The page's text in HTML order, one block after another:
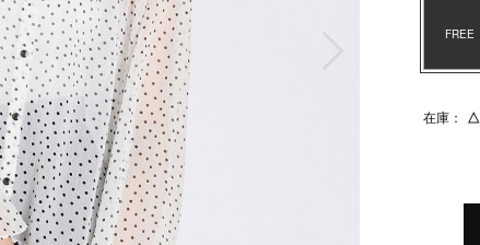
FREE
在庫： △